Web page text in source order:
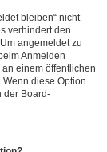
bleiben“ nicht
verhindert den
angemeldet zu
Anmelden
einem öffentlichen
diese Option
der Board-